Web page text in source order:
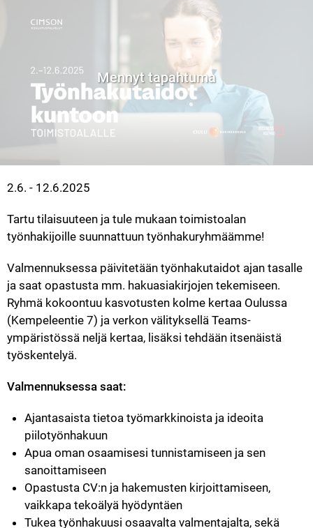
Mennyt tapahtuma
2.6. - 12.6.2025
Tartu tilaisuuteen ja tule mukaan toimistoalan
työnhakijoille suunnattuun työnhakuryhmäämme!
Valmennuksessa päivitetään työnhakutaidot ajan tasalle
ja saat opastusta mm. hakuasiakirjojen tekemiseen.
Ryhmä kokoontuu kasvotusten kolme kertaa Oulussa
(Kempeleentie 7) ja verkon välityksellä Teams-
ympäristössä neljä kertaa, lisäksi tehdään itsenäistä
työskentelyä.
Valmennuksessa saat:
Ajantasaista tietoa työmarkkinoista ja ideoita
piilotyönhakuun
Apua oman osaamisesi tunnistamiseen ja sen
sanoittamiseen
Opastusta CV:n ja hakemusten kirjoittamiseen,
vaikkapa tekoälyä hyödyntäen
Tukea työnhakuusi osaavalta valmentajalta, sekä